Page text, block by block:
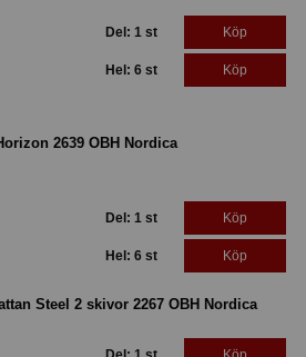
Del: 1 st Köp
Hel: 6 st Köp
2639 OBH Nordica
Del: 1 st Köp
Hel: 6 st Köp
Steel 2 skivor 2267 OBH Nordica